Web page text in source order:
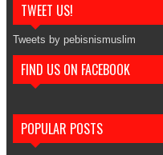
TWEET US!
Tweets by pebisnismuslim
FIND US ON FACEBOOK
POPULAR POSTS